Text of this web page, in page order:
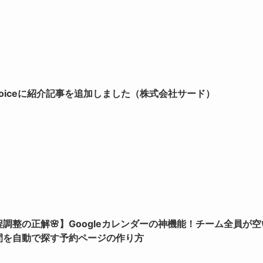
に紹介記事を追加しました（株式会社サード）
調整の正解🌸】Googleカレンダーの神機能！チーム全員が
を自動で探す予約ページの作り方